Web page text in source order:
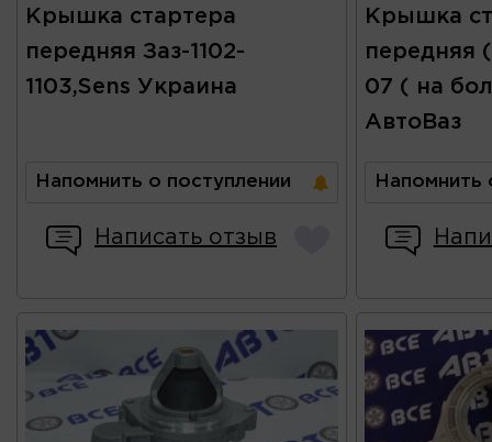
Крышка стартера
передняя Заз-1102-
1103,Sens Украина
Напомнить о поступлении
Написать отзыв
Крышка
передняя
07 ( на
АвтоВаз
Напомнить